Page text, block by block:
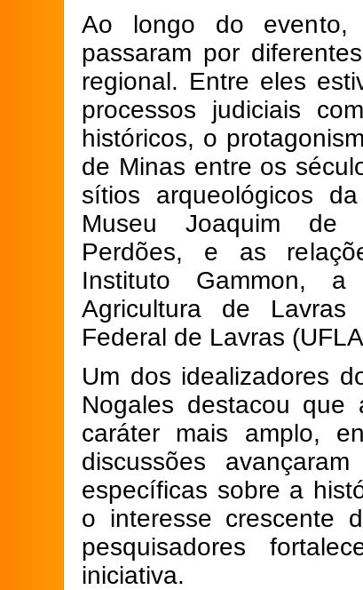
Ao longo do evento,
passaram por
regional. Entre eles
processos judiciais
históricos, o
de Minas entre os
sítios arqueológicos
Museu Joaquim de
Perdões, e as
Instituto Gammon,
Agricultura de
Federal de Lavras
Um dos idealizadores
Nogales destacou que
caráter mais amplo,
discussões
específicas sobre a
o interesse crescente
pesquisadores
iniciativa.